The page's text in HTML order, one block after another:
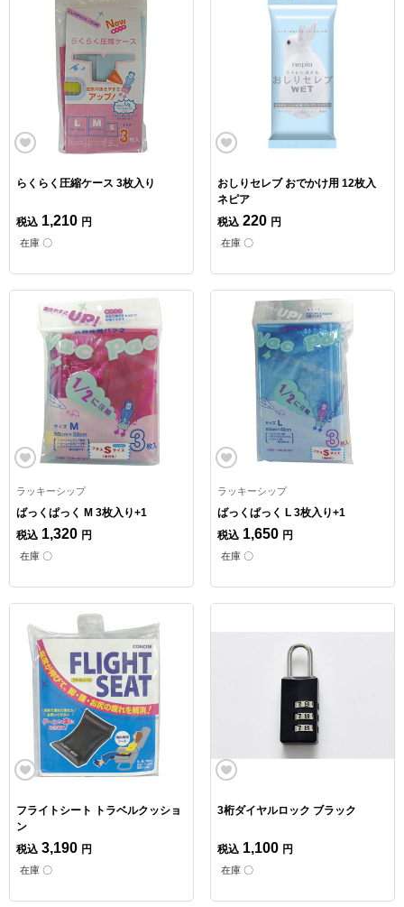
らくらく圧縮ケース 3枚入り
税込 1,210 円
在庫 〇
おしりセレブ おでかけ用 12枚入
ネピア
税込 220 円
在庫 〇
ラッキーシップ
ばっくぱっく M 3枚入り+1
税込 1,320 円
在庫 〇
ラッキーシップ
ばっくぱっく L 3枚入り+1
税込 1,650 円
在庫 〇
フライトシート トラベルクッショ
ン
税込 3,190 円
在庫 〇
3桁ダイヤルロック ブラック
税込 1,100 円
在庫 〇